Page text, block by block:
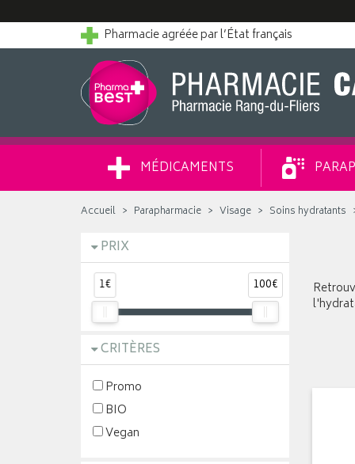
Pharmacie agréée par l’État français
MÉDICAMENTS
Accueil Parapharmacie Visage Soins hydratants
PRIX
1€ 100€
CRITÈRES
Promo
BIO
Vegan